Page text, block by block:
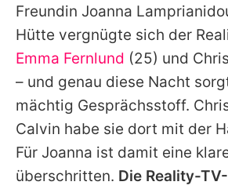
Jobs
App runterladen
Team
Redaktionelle
Impressum
Freundin Joanna
Hütte vergnügte sich der
Emma Fernlund (25) und
– und genau diese Nacht
mächtig Gesprächsstoff.
Calvin habe sie dort mit der
Für Joanna ist damit eine
überschritten. Die Reality-